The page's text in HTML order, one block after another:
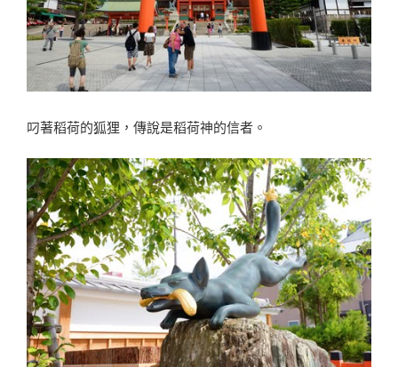
叼著稻荷的狐狸，傳說是稻荷神的信者。